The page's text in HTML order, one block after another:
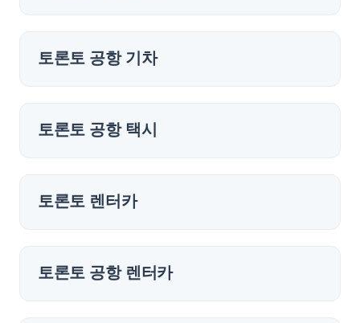
토론토 공항 기차
토론토 공항 택시
토론토 렌터카
토론토 공항 렌터카